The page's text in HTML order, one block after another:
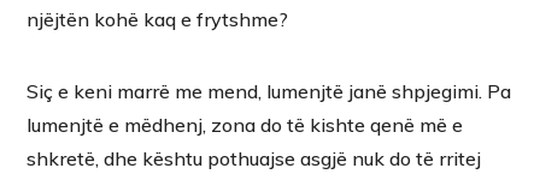
njëjtën kohë kaq e frytshme?
Siç e keni marrë me mend, lumenjtë janë shpjegimi. Pa
lumenjtë e mëdhenj, zona do të kishte qenë më e
shkretë, dhe kështu pothuajse asgjë nuk do të rritej